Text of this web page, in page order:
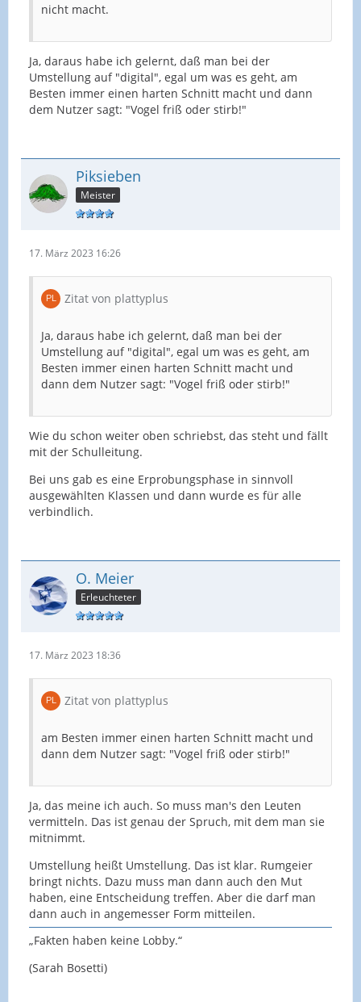
nicht macht.
Ja, daraus habe ich gelernt, daß man bei der
Umstellung auf "digital", egal um was es geht, am
Besten immer einen harten Schnitt macht und dann
dem Nutzer sagt: "Vogel friß oder stirb!"
Piksieben
Meister
17. März 2023 16:26
Zitat von plattyplus
Ja, daraus habe ich gelernt, daß man bei der
Umstellung auf "digital", egal um was es geht, am
Besten immer einen harten Schnitt macht und
dann dem Nutzer sagt: "Vogel friß oder stirb!"
Wie du schon weiter oben schriebst, das steht und fällt
mit der Schulleitung.
Bei uns gab es eine Erprobungsphase in sinnvoll
ausgewählten Klassen und dann wurde es für alle
verbindlich.
O. Meier
Erleuchteter
17. März 2023 18:36
Zitat von plattyplus
am Besten immer einen harten Schnitt macht und
dann dem Nutzer sagt: "Vogel friß oder stirb!"
Ja, das meine ich auch. So muss man's den Leuten
vermitteln. Das ist genau der Spruch, mit dem man sie
mitnimmt.
Umstellung heißt Umstellung. Das ist klar. Rumgeier
bringt nichts. Dazu muss man dann auch den Mut
haben, eine Entscheidung treffen. Aber die darf man
dann auch in angemesser Form mitteilen.
„Fakten haben keine Lobby.“
(Sarah Bosetti)